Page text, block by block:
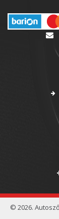
© 2026.